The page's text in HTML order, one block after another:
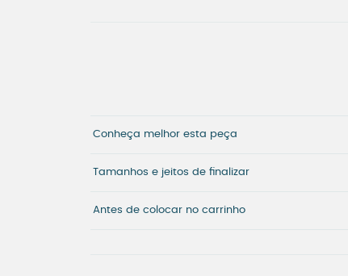
Conheça melhor esta peça
Tamanhos e jeitos de finalizar
Antes de colocar no carrinho